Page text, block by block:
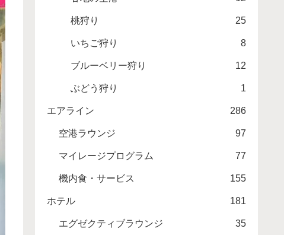
桃狩り 25
いちご狩り 8
ブルーベリー狩り 12
ぶどう狩り 1
エアライン 286
空港ラウンジ 97
マイレージプログラム 77
機内食・サービス 155
ホテル 181
エグゼクティブラウンジ 35